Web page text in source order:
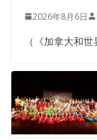
2026年8月6日
（《加拿大和